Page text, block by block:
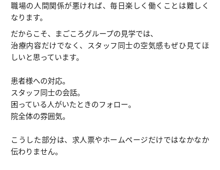
職場の人間関係が悪ければ、毎日楽しく働くことは難しく
なります。
だからこそ、まごころグループの見学では、
治療内容だけでなく、スタッフ同士の空気感もぜひ見てほ
しいと思っています。
患者様への対応。
スタッフ同士の会話。
困っている人がいたときのフォロー。
院全体の雰囲気。
こうした部分は、求人票やホームページだけではなかなか
伝わりません。